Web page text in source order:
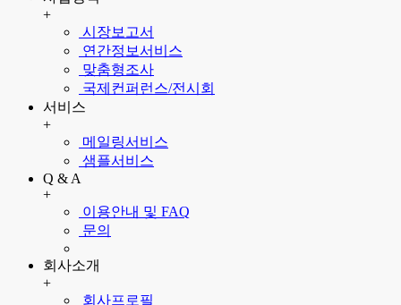
+
시장보고서
연간정보서비스
맞춤형조사
국제컨퍼런스/전시회
서비스
+
메일링서비스
샘플서비스
Q & A
+
이용안내 및 FAQ
문의
회사소개
+
회사프로필